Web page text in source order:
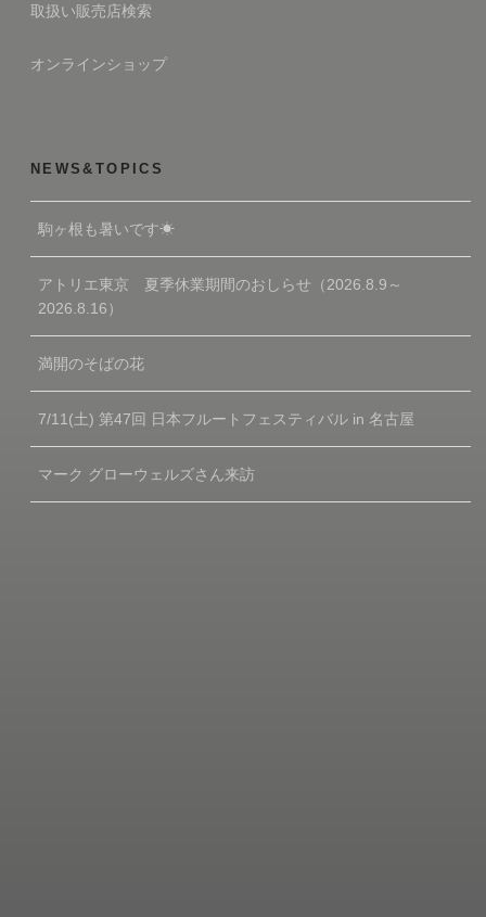
取扱い販売店検索
オンラインショップ
NEWS&TOPICS
駒ヶ根も暑いです☀
アトリエ東京 夏季休業期間のおしらせ（2026.8.9～
2026.8.16）
満開のそばの花
7/11(土) 第47回 日本フルートフェスティバル in 名古屋
マーク グローウェルズさん来訪